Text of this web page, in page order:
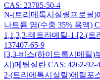
CAS: 23785-50-4
N-(트리메톡시실릴프로필)
나트륨 염(수중 35% 용액)
1,1,3,3-테트라메틸-1-[2-(
137407-65-9
[3,3-비스(하이드록시메틸)
시)메틸실란 CAS: 4262-92-4
2-(트리에톡시실릴)에틸포